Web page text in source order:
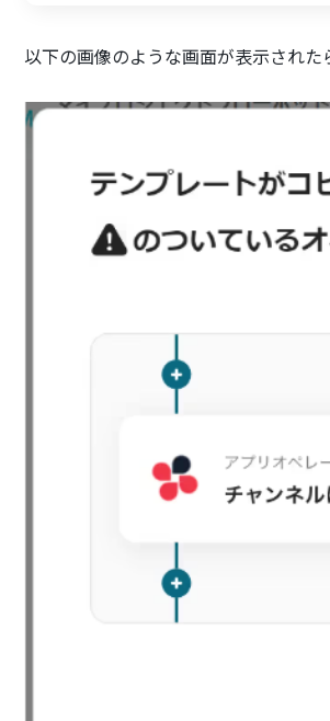
以下の画像のような画面が表示され